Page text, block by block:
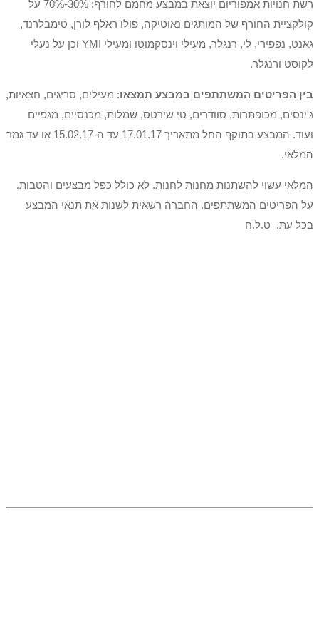
רשת חנויות אמפוריום יוצאת במבצע מחמם לחורף: 30%-70% על
קולקציית החורף של המותגים נאוטיקה, פולו ראלף לורן, טימבלרנד,
גאנט, נפפירי, לי, רנגלר, מעילי וינסקמוטו ומעילי YMI וכן על נעלי
לקוסט ורנגלר.
בין הפריטים המשתתפים במבצע תמצאו: מעילים, סריגים, חצאיות,
ג'ינסים, מכופתרות, סוודרים, טי שירטס, שמלות, מכנסיים, מגפיים
ועוד. המבצע בתוקף החל מתאריך 17.01.17 עד ה-15.02.17 או עד גמר
המלאי.
המלאי עשוי להשתנות מחנות לחנות. לא כולל כפל מבצעים והטבות.
על הפריטים המשתתפים. החברה רשאית לשנות את תנאי המבצע
בכל עת. ט.ל.ח